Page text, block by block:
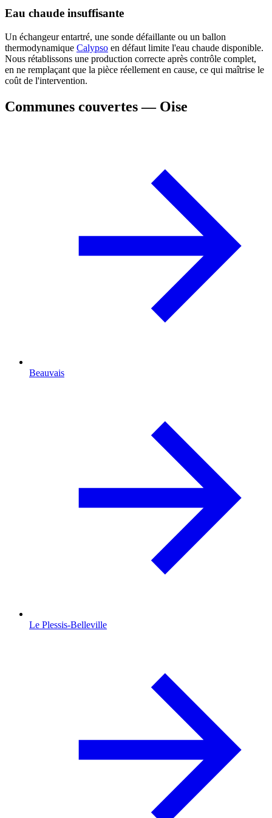
Eau chaude insuffisante
Un échangeur entartré, une sonde défaillante ou un ballon
thermodynamique Calypso en défaut limite l'eau chaude disponible.
Nous rétablissons une production correcte après contrôle complet,
en ne remplaçant que la pièce réellement en cause, ce qui maîtrise le
coût de l'intervention.
Communes couvertes — Oise
Beauvais
Le Plessis-Belleville